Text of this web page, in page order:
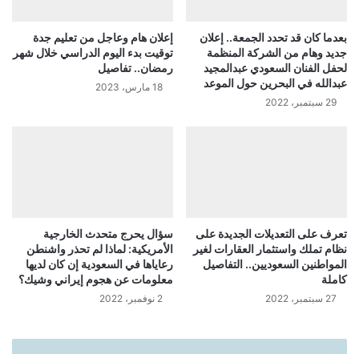
بعدما كان قد تحدد الجمعة.. إعلان
جديد وهام من الشركة المنظمة
لحفل الفنان السعودي عبدالمجيد
عبدالله في البحرين حول الموعد
29 سبتمبر، 2022
إعلان هام وعاجل من تعليم جدة
توقيت بدء اليوم الدراسي خلال شهر
رمضان.. تفاصيل
18 مارس، 2023
تعرف على التعديلات الجديدة على
نظام تملك واستثمار العقارات لغير
المواطنين السعوديين.. التفاصيل
كاملة
27 سبتمبر، 2022
سؤال يحرج متحدث الخارجية
الأمريكية: لماذا لم تحذر واشنطن
رعاياها في السعودية إن كان لديها
معلومات عن هجوم إيراني وشيك؟
2 نوفمبر، 2022